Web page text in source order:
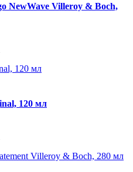
NewWave Villeroy & Boch,
120 мл